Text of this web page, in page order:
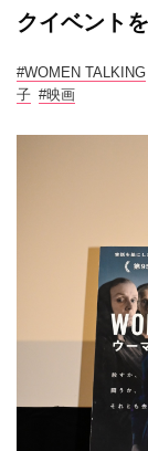
クイベント
#WOMEN TALKING
子 #映画